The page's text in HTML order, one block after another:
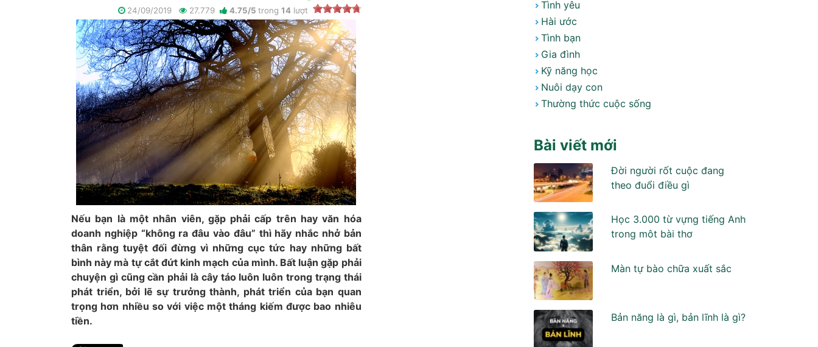
24/09/2019 27.779 4.75/5 trong 14lượt
Nếu bạn là một nhân viên, gặp phải cấp trên hay văn hóa
doanh nghiệp “không ra đâu vào đâu” thì hãy nhắc nhở bản
thân rằng tuyệt đối đừng vì những cục tức hay những bất
bình này mà tự cắt đứt kinh mạch của mình. Bất luận gặp phải
chuyện gì cũng cần phải là cây táo luôn luôn trong trạng thái
phát triển, bởi lẽ sự trưởng thành, phát triển của bạn quan
trọng hơn nhiều so với việc một tháng kiếm được bao nhiêu
tiền.
Tình yêu
Hài ước
Tình bạn
Gia đình
Kỹ năng học
Nuôi dạy con
Thường thức cuộc sống
Bài viết mới
Đời người rốt cuộc đang
theo đuổi điều gì
Học 3.000 từ vựng tiếng Anh
trong môt bài thơ
Màn tự bào chữa xuất sắc
Bản năng là gì, bản lĩnh là gì?